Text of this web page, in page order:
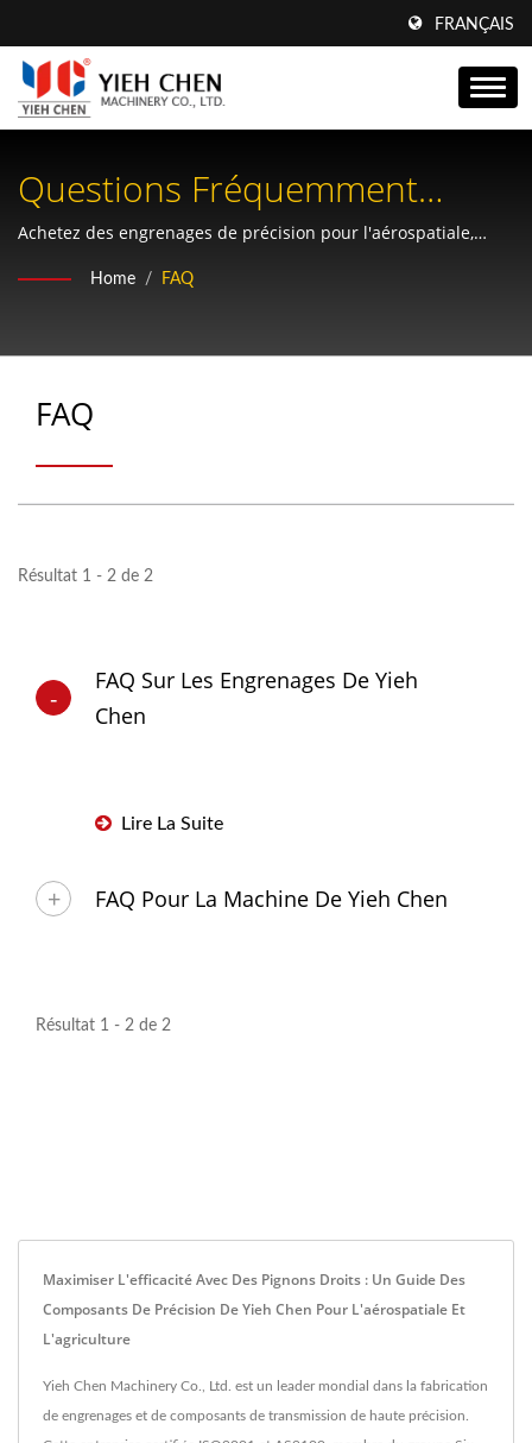
FRANÇAIS
Questions Fréquemment
Posées (FAQ)
Achetez des engrenages de précision pour l'aérospatiale,
Home / FAQ
FAQ
Résultat 1 - 2 de 2
FAQ Sur Les Engrenages De Yieh
Chen
Lire La Suite
FAQ Pour La Machine De Yieh Chen
Résultat 1 - 2 de 2
Maximiser L'efficacité Avec Des Pignons Droits : Un Guide Des
Composants De Précision De Yieh Chen Pour L'aérospatiale Et
L'agriculture
Yieh Chen Machinery Co., Ltd. est un leader mondial dans la fabrication
de engrenages et de composants de transmission de haute précision.